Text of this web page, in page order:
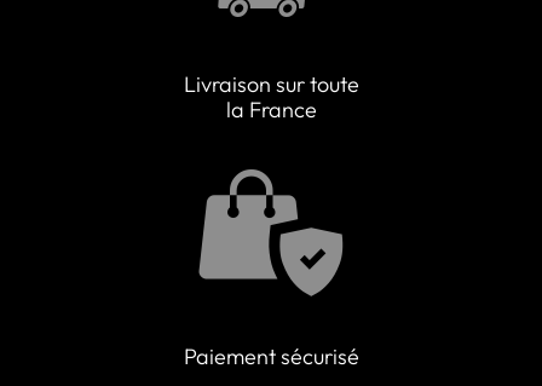
Livraison sur toute
la France
Paiement sécurisé